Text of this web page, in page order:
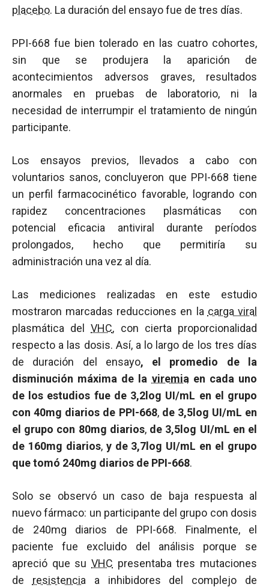
placebo. La duración del ensayo fue de tres días.
PPI-668 fue bien tolerado en las cuatro cohortes,
sin que se produjera la aparición de
acontecimientos adversos graves, resultados
anormales en pruebas de laboratorio, ni la
necesidad de interrumpir el tratamiento de ningún
participante.
Los ensayos previos, llevados a cabo con
voluntarios sanos, concluyeron que PPI-668 tiene
un perfil farmacocinético favorable, logrando con
rapidez concentraciones plasmáticas con
potencial eficacia antiviral durante períodos
prolongados, hecho que permitiría su
administración una vez al día.
Las mediciones realizadas en este estudio
mostraron marcadas reducciones en la carga viral
plasmática delVHC, con cierta proporcionalidad
respecto a las dosis. Así, a lo largo de los tres días
de duración del ensayo, el promedio de la
disminución máxima de la viremia en cada uno
de los estudios fue de 3,2log UI/mL en el grupo
con 40mg diarios de PPI-668,de 3,5log UI/mL en
el grupo con 80mg diarios,de 3,5log UI/mL en el
de 160mg diarios,y de 3,7log UI/mL en el grupo
que tomó 240mg diarios de PPI-668.
Solo se observó un caso de baja respuesta al
nuevo fármaco: un participante del grupo con dosis
de 240mg diarios de PPI-668. Finalmente, el
paciente fue excluido del análisis porque se
apreció que su VHC presentaba tres mutaciones
de resistencia a inhibidores del complejo de